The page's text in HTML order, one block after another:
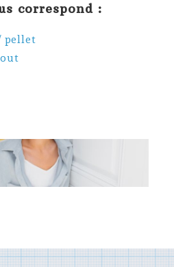
correspond :
pellet